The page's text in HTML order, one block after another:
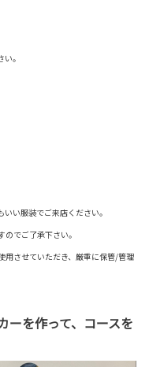
。
い服装でご来店ください。
でご了承下さい。
させていただき、厳重に保管/管理
ーを作って、コースを